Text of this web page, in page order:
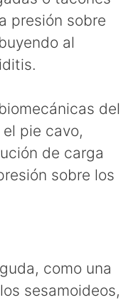
presión sobre
al
del
pie cavo,
de carga
sobre los
como una
sesamoideos,